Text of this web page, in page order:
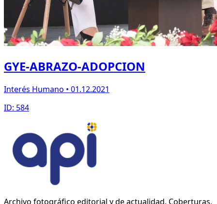
GYE-ABRAZO-ADOPCION
Interés Humano • 01.12.2021
ID: 584
Archivo fotográfico editorial y de actualidad. Coberturas,